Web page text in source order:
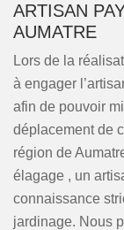
ARTISAN
AUMATRE
Lors de la
à engager
afin de pouvoir
déplacement de
région de
élagage , un
connaissance
jardinage. Nous